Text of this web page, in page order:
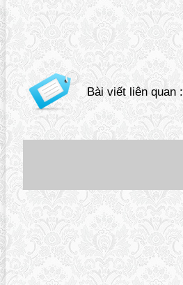
Bài viết liên quan :